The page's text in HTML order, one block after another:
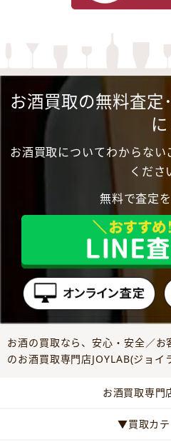
お酒買取の無料査
に
お酒買取についてわからな
くださ
無料で査定
お酒の買取なら、安心・安全／
のお酒買取専門店JOYLAB(ジョイ
お酒買取専門
▼買取カ